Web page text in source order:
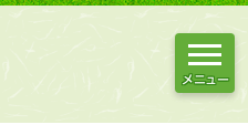
メニュー